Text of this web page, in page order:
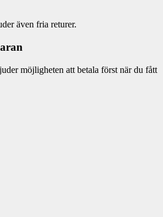
även fria returer.
möjligheten att betala först när du fått